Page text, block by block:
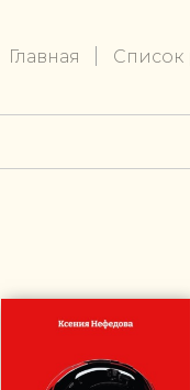
Главная Список